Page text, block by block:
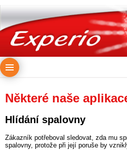
Některé naše
Hlídání spalovny
Zákazník potřeboval sledovat, zda mu
spalovny, protože při její poruše by